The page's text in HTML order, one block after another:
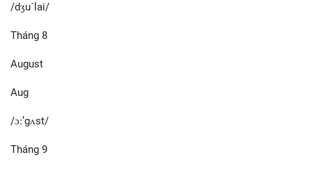
/dʒu´lai/
Tháng 8
August
Aug
/ɔː’gʌst/
Tháng 9